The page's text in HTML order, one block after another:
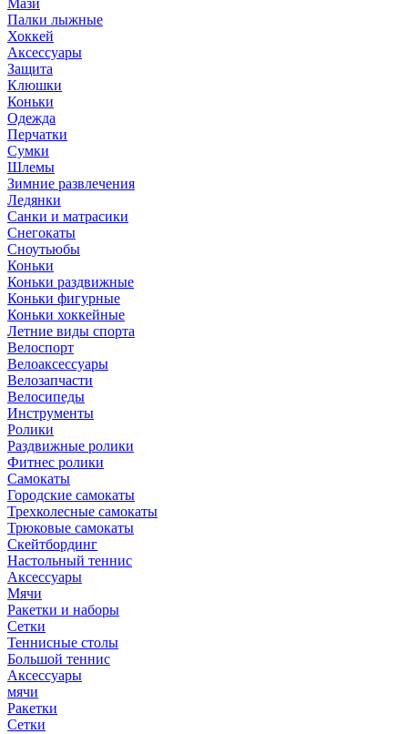
Мази
Палки лыжные
Хоккей
Аксессуары
Защита
Клюшки
Коньки
Одежда
Перчатки
Сумки
Шлемы
Зимние развлечения
Ледянки
Санки и матрасики
Снегокаты
Сноутьюбы
Коньки
Коньки раздвижные
Коньки фигурные
Коньки хоккейные
Летние виды спорта
Велоспорт
Велоаксессуары
Велозапчасти
Велосипеды
Инструменты
Ролики
Раздвижные ролики
Фитнес ролики
Самокаты
Городские самокаты
Трехколесные самокаты
Трюковые самокаты
Скейтбординг
Настольный теннис
Аксессуары
Мячи
Ракетки и наборы
Сетки
Теннисные столы
Большой теннис
Аксессуары
мячи
Ракетки
Сетки